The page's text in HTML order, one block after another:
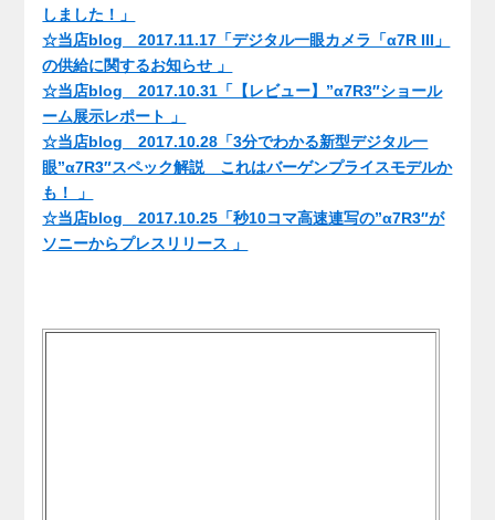
しました！」
☆当店blog 2017.11.17「デジタル一眼カメラ「α7R III」
の供給に関するお知らせ 」
☆当店blog 2017.10.31「【レビュー】”α7R3″ショール
ーム展示レポート 」
☆当店blog 2017.10.28「3分でわかる新型デジタル一
眼”α7R3″スペック解説 これはバーゲンプライスモデルか
も！ 」
☆当店blog 2017.10.25「秒10コマ高速連写の”α7R3″が
ソニーからプレスリリース 」